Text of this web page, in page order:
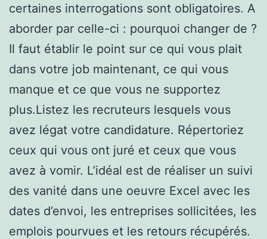
certaines interrogations sont obligatoires. A
aborder par celle-ci : pourquoi changer de ?
Il faut établir le point sur ce qui vous plait
dans votre job maintenant, ce qui vous
manque et ce que vous ne supportez
plus.Listez les recruteurs lesquels vous
avez légat votre candidature. Répertoriez
ceux qui vous ont juré et ceux que vous
avez à vomir. L’idéal est de réaliser un suivi
des vanité dans une oeuvre Excel avec les
dates d’envoi, les entreprises sollicitées, les
emplois pourvues et les retours récupérés.